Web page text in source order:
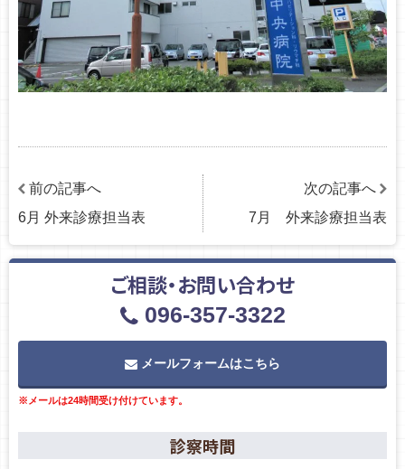
前の記事へ
6月 外来診療担当表
次の記事へ
7月 外来診療担当表
ご相談・お問い合わせ
096-357-3322
メールフォームはこちら
※メールは24時間受け付けています。
診察時間